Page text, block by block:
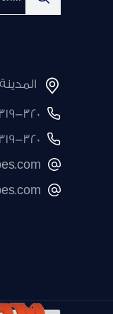
320
320